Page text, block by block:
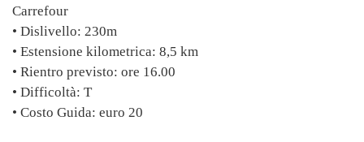
Carrefour
• Dislivello: 230m
• Estensione kilometrica: 8,5 km
• Rientro previsto: ore 16.00
• Difficoltà: T
• Costo Guida: euro 20